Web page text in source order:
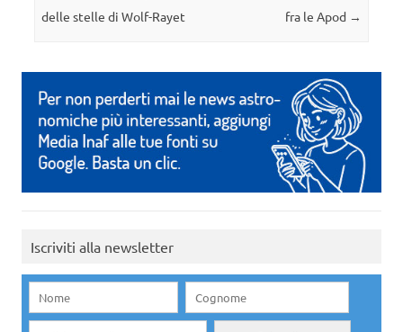
delle stelle di Wolf-Rayet
fra le Apod →
Iscriviti alla newsletter